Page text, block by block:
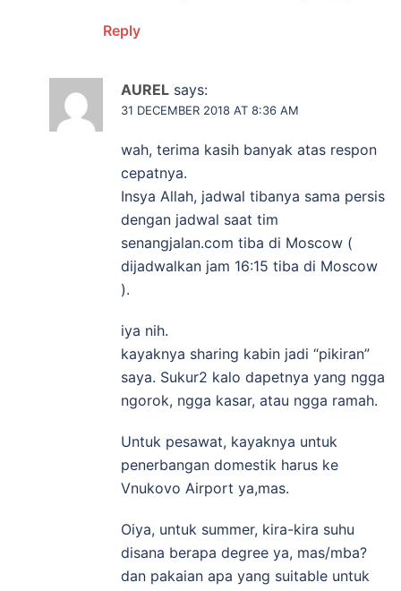
Reply
AUREL says:
31 DECEMBER 2018 AT 8:36 AM
wah, terima kasih banyak atas respon
cepatnya.
Insya Allah, jadwal tibanya sama persis
dengan jadwal saat tim
senangjalan.com tiba di Moscow (
dijadwalkan jam 16:15 tiba di Moscow
).
iya nih.
kayaknya sharing kabin jadi “pikiran”
saya. Sukur2 kalo dapetnya yang ngga
ngorok, ngga kasar, atau ngga ramah.
Untuk pesawat, kayaknya untuk
penerbangan domestik harus ke
Vnukovo Airport ya,mas.
Oiya, untuk summer, kira-kira suhu
disana berapa degree ya, mas/mba?
dan pakaian apa yang suitable untuk